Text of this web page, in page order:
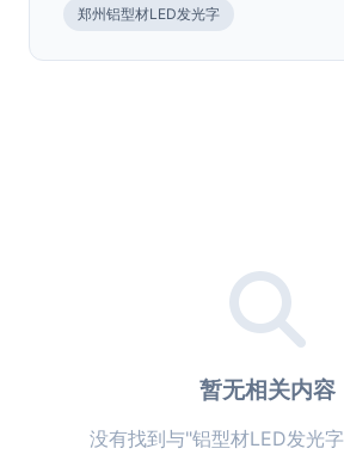
郑州铝型材LED发光字
暂无相关内容
没有找到与"铝型材LED发光